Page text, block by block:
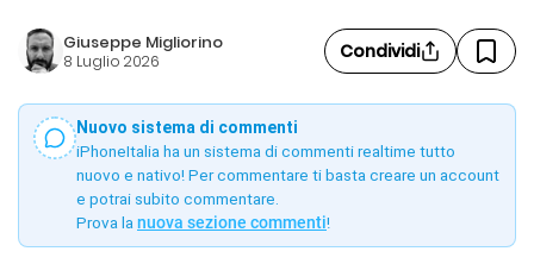
Giuseppe Migliorino
8 Luglio 2026 Condividi
Nuovo sistema di commenti
iPhoneItalia ha un sistema di commenti realtime tutto
nuovo e nativo! Per commentare ti basta creare un account
e potrai subito commentare.
Prova la nuova sezione commenti!